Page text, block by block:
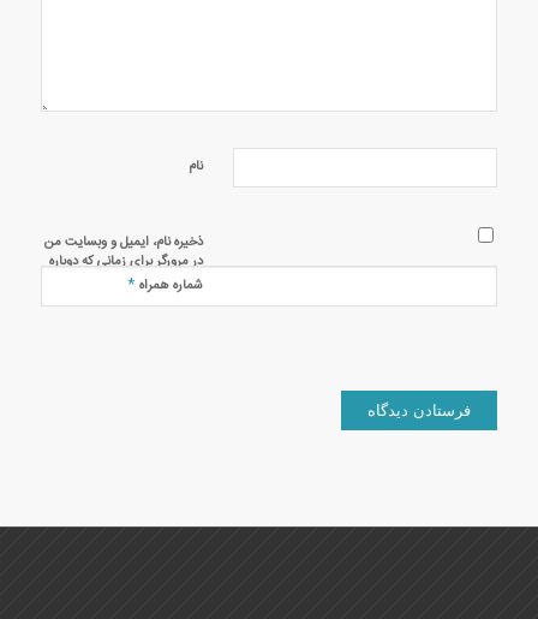
نام
ذخیره نام، ایمیل و وبسایت من
در مرورگر برای زمانی که دوباره
دیدگاهی می‌نویسم.
شماره همراه*